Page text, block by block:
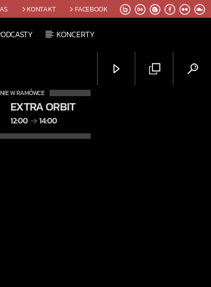
KONTAKT FACEBOOK
KONCERTY
W RAMÓWCE
EXTRA ORBIT
12:00 14:00